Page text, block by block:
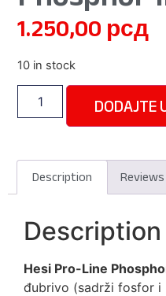
1.250,00 рсд
10 in stock
DODAJTE
Description Reviews
Description
Hesi Pro-Line
đubrivo (sadrži fosfor i